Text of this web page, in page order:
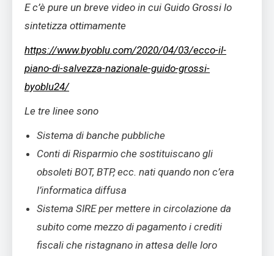
E c’è pure un breve video in cui Guido Grossi lo
sintetizza ottimamente
https://www.byoblu.com/2020/04/03/ecco-il-
piano-di-salvezza-nazionale-guido-grossi-
byoblu24/
Le tre linee sono
Sistema di banche pubbliche
Conti di Risparmio che sostituiscano gli
obsoleti BOT, BTP, ecc. nati quando non c’era
l’informatica diffusa
Sistema SIRE per mettere in circolazione da
subito come mezzo di pagamento i crediti
fiscali che ristagnano in attesa delle loro